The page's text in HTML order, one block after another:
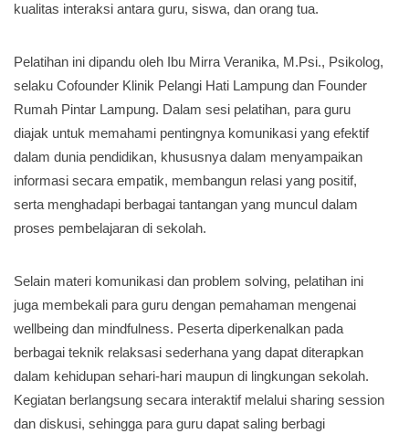
kualitas interaksi antara guru, siswa, dan orang tua.
Pelatihan ini dipandu oleh Ibu Mirra Veranika, M.Psi., Psikolog,
selaku Cofounder Klinik Pelangi Hati Lampung dan Founder
Rumah Pintar Lampung. Dalam sesi pelatihan, para guru
diajak untuk memahami pentingnya komunikasi yang efektif
dalam dunia pendidikan, khususnya dalam menyampaikan
informasi secara empatik, membangun relasi yang positif,
serta menghadapi berbagai tantangan yang muncul dalam
proses pembelajaran di sekolah.
Selain materi komunikasi dan problem solving, pelatihan ini
juga membekali para guru dengan pemahaman mengenai
wellbeing dan mindfulness. Peserta diperkenalkan pada
berbagai teknik relaksasi sederhana yang dapat diterapkan
dalam kehidupan sehari-hari maupun di lingkungan sekolah.
Kegiatan berlangsung secara interaktif melalui sharing session
dan diskusi, sehingga para guru dapat saling berbagi